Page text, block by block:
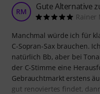
RM Gute Alternative
Rainer
Manchmal würde ich für
C-Sopran-Sax brauchen.
natürlich Bb, aber bei
der C-Stimme eine
Gebrauchtmarkt erstens
gut renoviertes findet,